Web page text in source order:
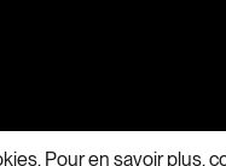
Pour en savoir plus,